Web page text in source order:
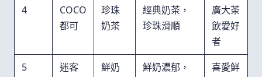
4
COCO
都可
珍珠
奶茶
經典奶茶，
珍珠滑順
廣大茶
飲愛好
者
5
迷客
鮮奶
鮮奶濃郁，
喜愛鮮